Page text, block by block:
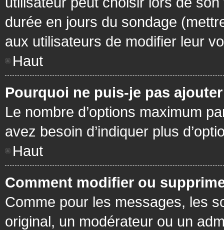
durée en jours du sondage
aux utilisateurs de modifier leur
Haut
Pourquoi ne puis-je pas
Le nombre d’options maximum
avez besoin d’indiquer plus
Haut
Comment modifier ou
Comme pour les messages, les
original, un modérateur ou un